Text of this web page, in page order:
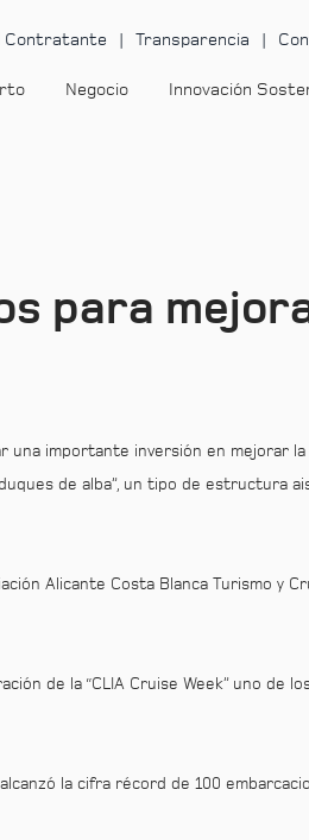
Contratante Transparencia
Negocio Innovación
para
una importante inversión en mejorar
de alba”, un tipo de estructura
Alicante Costa Blanca Turismo y
de la “CLIA Cruise Week” uno de
la cifra récord de 100